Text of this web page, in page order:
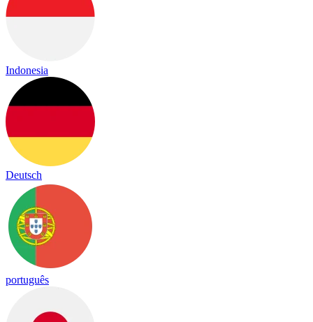
Indonesia
Deutsch
português